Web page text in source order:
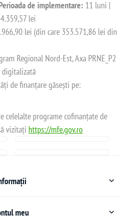
de implementare: 11 luni |
lei
lei (din care 353.571,86 lei din
Regional Nord-Est, Axa PRNE_P2
digitalizată
de finanțare găsești pe:
celelalte programe cofinanțate de
vizitați https://mfe.gov.ro
meu